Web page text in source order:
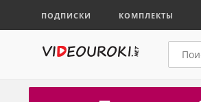
ПОДПИСКИ КОМПЛЕКТЫ